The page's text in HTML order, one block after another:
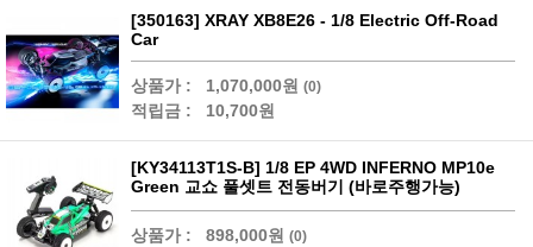
[350163] XRAY XB8E26 - 1/8 Electric Off-Road
Car
상품가 : 1,070,000원 (0)
적립금 : 10,700원
[KY34113T1S-B] 1/8 EP 4WD INFERNO MP10e
Green 교쇼 풀셋트 전동버기 (바로주행가능)
상품가 : 898,000원 (0)